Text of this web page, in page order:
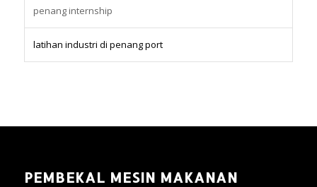
penang internship
latihan industri di penang port
PEMBEKAL MESIN MAKANAN